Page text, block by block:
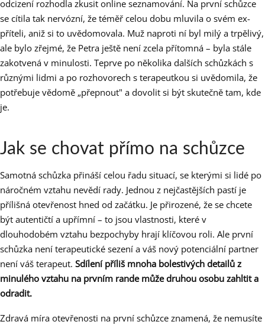
odcizení rozhodla zkusit online seznamování. Na první schůzce
se cítila tak nervózní, že téměř celou dobu mluvila o svém ex-
příteli, aniž si to uvědomovala. Muž naproti ní byl milý a trpělivý,
ale bylo zřejmé, že Petra ještě není zcela přítomná – byla stále
zakotvená v minulosti. Teprve po několika dalších schůzkách s
různými lidmi a po rozhovorech s terapeutkou si uvědomila, že
potřebuje vědomě „přepnout" a dovolit si být skutečně tam, kde
je.
Jak se chovat přímo na schůzce
Samotná schůzka přináší celou řadu situací, se kterými si lidé po
náročném vztahu nevědí rady. Jednou z nejčastějších pastí je
přílišná otevřenost hned od začátku. Je přirozené, že se chcete
být autentičtí a upřímní – to jsou vlastnosti, které v
dlouhodobém vztahu bezpochyby hrají klíčovou roli. Ale první
schůzka není terapeutické sezení a váš nový potenciální partner
není váš terapeut. Sdílení příliš mnoha bolestivých detailů z
minulého vztahu na prvním rande může druhou osobu zahltit a
odradit.
Zdravá míra otevřenosti na první schůzce znamená, že nemusíte